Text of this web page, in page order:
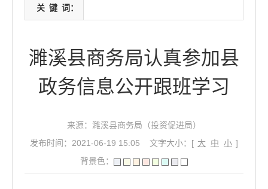
关 键 词：
濉溪县商务局认真参加县
政务信息公开跟班学习
来源：濉溪县商务局（投资促进局）
发布时间：2021-06-19 15:05
文字大小：[ 大 中 小 ]
背景色：